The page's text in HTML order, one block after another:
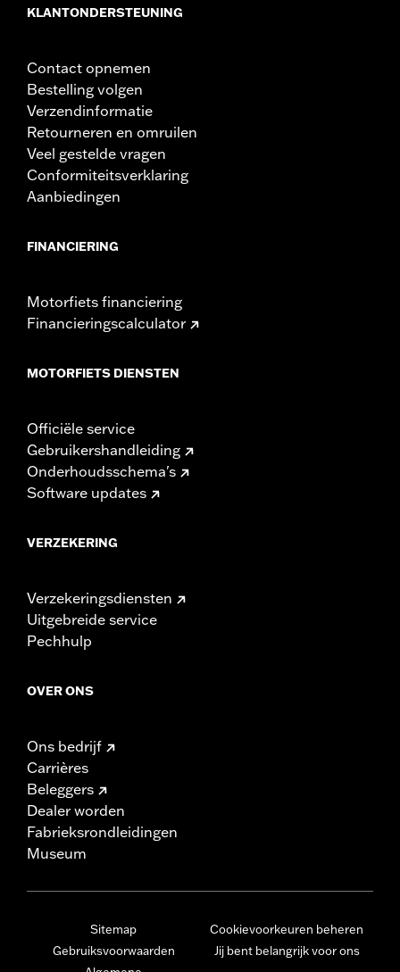
KLANTONDERSTEUNING
Contact opnemen
Bestelling volgen
Verzendinformatie
Retourneren en omruilen
Veel gestelde vragen
Conformiteitsverklaring
Aanbiedingen
FINANCIERING
Motorfiets financiering
Financieringscalculator
MOTORFIETS DIENSTEN
Officiële service
Gebruikershandleiding
Onderhoudsschema's
Software updates
VERZEKERING
Verzekeringsdiensten
Uitgebreide service
Pechhulp
OVER ONS
Ons bedrijf
Carrières
Beleggers
Dealer worden
Fabrieksrondleidingen
Museum
Sitemap
Gebruiksvoorwaarden
Cookievoorkeuren beheren
Jij bent belangrijk voor ons